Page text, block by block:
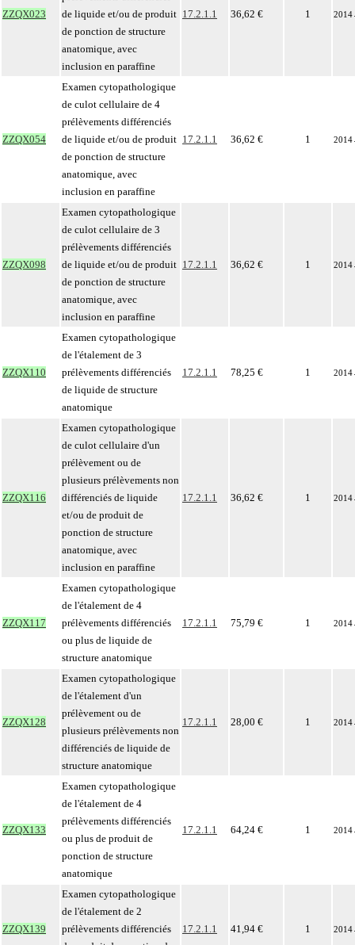
ZZQX023
de liquide et/ou de produit
de ponction de structure
anatomique, avec
inclusion en paraffine
17.2.1.1 36,62 € 1 2014
ZZQX054
Examen cytopathologique
de culot cellulaire de 4
prélèvements différenciés
de liquide et/ou de produit
de ponction de structure
anatomique, avec
inclusion en paraffine
17.2.1.1 36,62 € 1 2014
ZZQX098
Examen cytopathologique
de culot cellulaire de 3
prélèvements différenciés
de liquide et/ou de produit
de ponction de structure
anatomique, avec
inclusion en paraffine
17.2.1.1 36,62 € 1 2014
ZZQX110
Examen cytopathologique
de l'étalement de 3
prélèvements différenciés
de liquide de structure
anatomique
17.2.1.1 78,25 € 1 2014
ZZQX116
Examen cytopathologique
de culot cellulaire d'un
prélèvement ou de
plusieurs prélèvements non
différenciés de liquide
et/ou de produit de
ponction de structure
anatomique, avec
inclusion en paraffine
17.2.1.1 36,62 € 1 2014
ZZQX117
Examen cytopathologique
de l'étalement de 4
prélèvements différenciés
ou plus de liquide de
structure anatomique
17.2.1.1 75,79 € 1 2014
ZZQX128
Examen cytopathologique
de l'étalement d'un
prélèvement ou de
plusieurs prélèvements non
différenciés de liquide de
structure anatomique
17.2.1.1 28,00 € 1 2014
ZZQX133
Examen cytopathologique
de l'étalement de 4
prélèvements différenciés
ou plus de produit de
ponction de structure
anatomique
17.2.1.1 64,24 € 1 2014
ZZQX139
Examen cytopathologique
de l'étalement de 2
prélèvements différenciés
17.2.1.1 41,94 € 1 2014